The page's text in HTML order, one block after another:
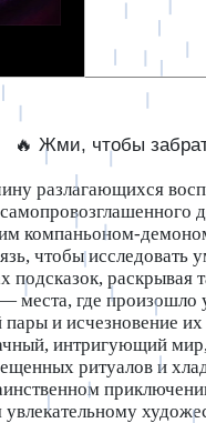
🔥 Жми, чтобы
разлагающихся
компаньоном-
чтобы исследовать
подсказок, раскрывая
места, где произошло
и исчезновение их
интригующий
ритуалов и
увлекательному